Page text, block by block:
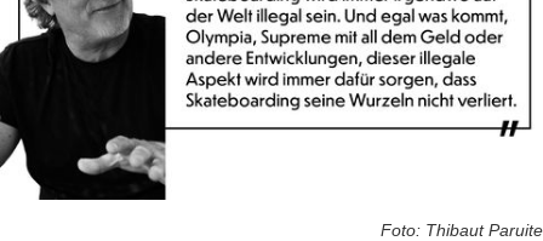
Foto: Thibaut Paruite